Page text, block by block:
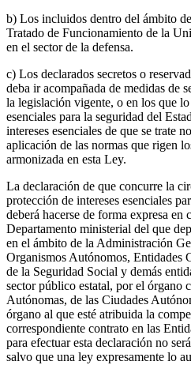
b) Los incluidos dentro del ámbito
Tratado de Funcionamiento de la
en el sector de la defensa.
c) Los declarados secretos o
deba ir acompañada de medidas de
la legislación vigente, o en los que
esenciales para la seguridad del
intereses esenciales de que se trate
aplicación de las normas que rigen
armonizada en esta Ley.
La declaración de que concurre la
protección de intereses esenciales
deberá hacerse de forma expresa en
Departamento ministerial del que
en el ámbito de la Administración
Organismos Autónomos, Entidades
de la Seguridad Social y demás
sector público estatal, por el órgano
Autónomas, de las Ciudades
órgano al que esté atribuida la
correspondiente contrato en las
para efectuar esta declaración no
salvo que una ley expresamente lo